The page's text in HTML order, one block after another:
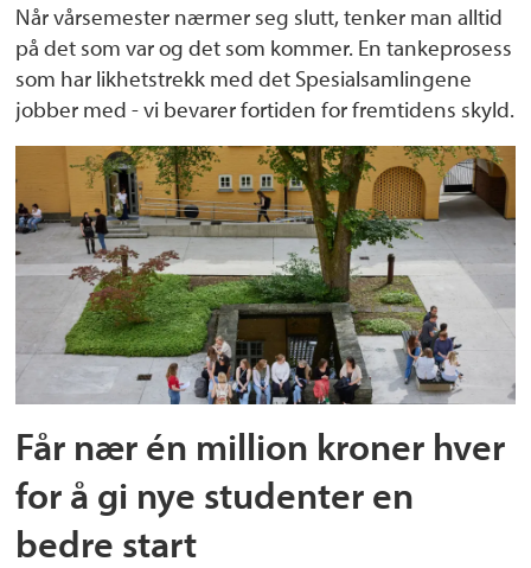
Når vårsemester nærmer seg slutt, tenker man alltid
på det som var og det som kommer. En tankeprosess
som har likhetstrekk med det Spesialsamlingene
jobber med - vi bevarer fortiden for fremtidens skyld.
Får nær én million kroner hver
for å gi nye studenter en
bedre start